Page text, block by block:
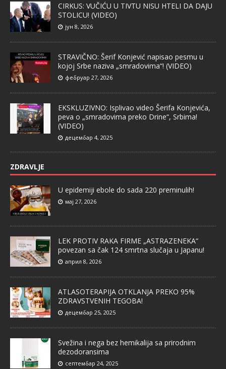
CIRKUS: VUČIĆU U TIVTU NISU HTELI DA DAJU
STOLICU! (VIDEO)
јун 8, 2026
STRAVIČNO: Šerif Konjević napisao pesmu u
kojoj Srbe naziva „smradovima“! (VIDEO)
фебруар 27, 2026
EKSKLUZIVNO: Isplivao video Šerifa Konjevića,
peva o „smradovima preko Drine“, Srbima!
(VIDEO)
децембар 4, 2025
ZDRAVLJE
U epidemiji ebole do sada 220 preminulih!
мај 27, 2026
LEK PROTIV RAKA FIRME „ASTRAZENEKA“
povezan sa čak 124 smrtna slučaja u Japanu!
април 8, 2026
ATLASOTERAPIJA OTKLANJA PREKO 95%
ZDRAVSTVENIH TEGOBA!
децембар 25, 2025
Svežina i nega bez hemikalija sa prirodnim
dezodoransima
септембар 24, 2025